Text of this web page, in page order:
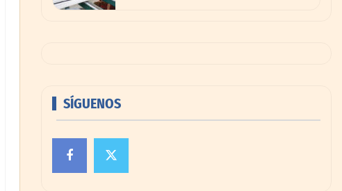
SÍGUENOS